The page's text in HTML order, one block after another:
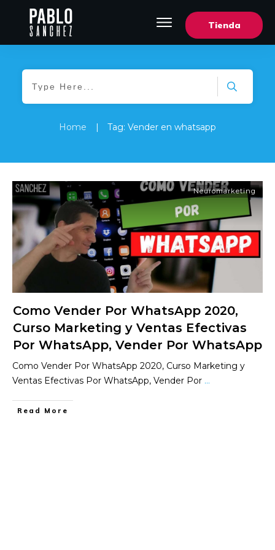
Tienda
Home Tag: Vender en whatsapp
Neuromarketing
Como Vender Por WhatsApp 2020,
Curso Marketing y Ventas Efectivas
Por WhatsApp, Vender Por WhatsApp
Como Vender Por WhatsApp 2020, Curso Marketing y
Ventas Efectivas Por WhatsApp, Vender Por ...
​Read More